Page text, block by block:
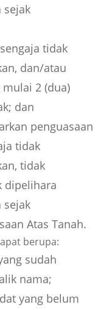
sejak
tidak
dan/atau
2 (dua)
dan
penguasaan
tidak
tidak
dipelihara
sejak
Atas Tanah.
berupa:
sudah
nama;
yang belum